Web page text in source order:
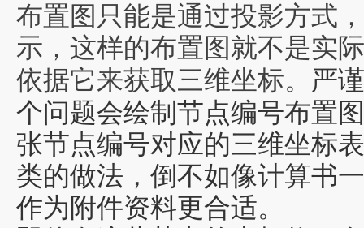
布置图只能是通过投影方式
示，这样的布置图就不是实
依据它来获取三维坐标。 严谨
个问题会绘制节点编号布置图
张节点编号对应的三维坐标
类的做法，倒不如像计算书
作为附件资料更合适。